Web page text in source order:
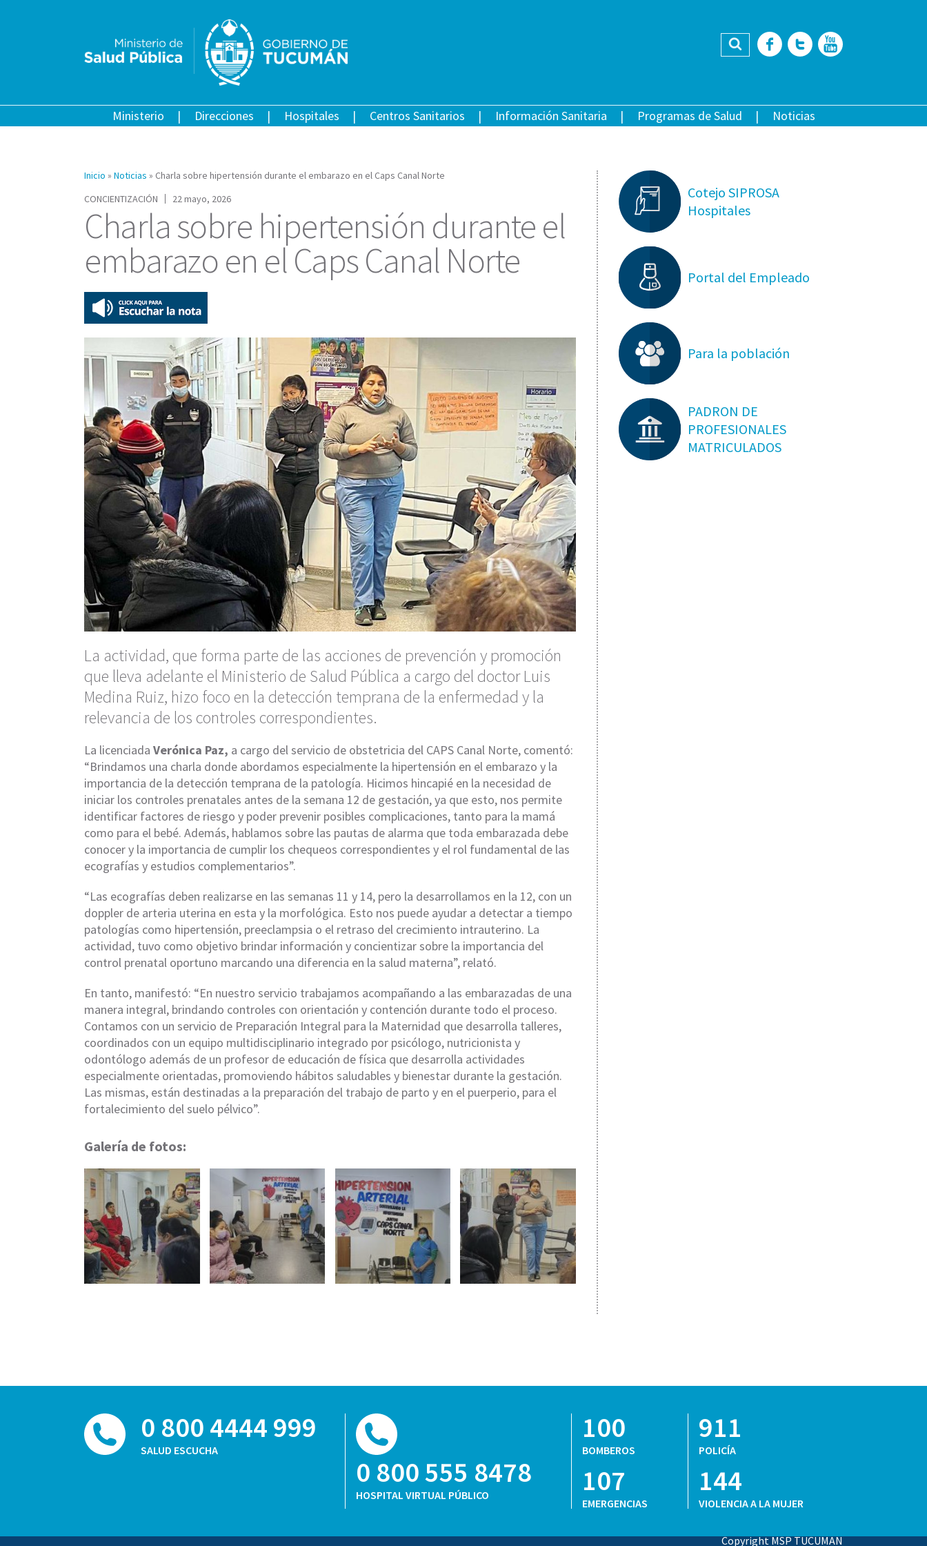
Buscar Facebook
Twitter
Ministerio Direcciones Hospitales Centros Sanitarios Información Sanitaria Programas de Salud Noticias
Inicio » Noticias » Charla sobre hipertensión durante el embarazo en el Caps Canal Norte
CONCIENTIZACIÓN
22 mayo, 2026
Charla sobre hipertensión durante el
embarazo en el Caps Canal Norte
La actividad, que forma parte de las acciones de prevención y promoción
que lleva adelante el Ministerio de Salud Pública a cargo del doctor Luis
Medina Ruiz, hizo foco en la detección temprana de la enfermedad y la
relevancia de los controles correspondientes.
La licenciada Verónica Paz, a cargo del servicio de obstetricia del CAPS Canal Norte, comentó:
“Brindamos una charla donde abordamos especialmente la hipertensión en el embarazo y la
importancia de la detección temprana de la patología. Hicimos hincapié en la necesidad de
iniciar los controles prenatales antes de la semana 12 de gestación, ya que esto, nos permite
identificar factores de riesgo y poder prevenir posibles complicaciones, tanto para la mamá
como para el bebé. Además, hablamos sobre las pautas de alarma que toda embarazada debe
conocer y la importancia de cumplir los chequeos correspondientes y el rol fundamental de las
ecografías y estudios complementarios”.
“Las ecografías deben realizarse en las semanas 11 y 14, pero la desarrollamos en la 12, con un
doppler de arteria uterina en esta y la morfológica. Esto nos puede ayudar a detectar a tiempo
patologías como hipertensión, preeclampsia o el retraso del crecimiento intrauterino. La
actividad, tuvo como objetivo brindar información y concientizar sobre la importancia del
control prenatal oportuno marcando una diferencia en la salud materna”, relató.
En tanto, manifestó: “En nuestro servicio trabajamos acompañando a las embarazadas de una
manera integral, brindando controles con orientación y contención durante todo el proceso.
Contamos con un servicio de Preparación Integral para la Maternidad que desarrolla talleres,
coordinados con un equipo multidisciplinario integrado por psicólogo, nutricionista y
odontólogo además de un profesor de educación de física que desarrolla actividades
especialmente orientadas, promoviendo hábitos saludables y bienestar durante la gestación.
Las mismas, están destinadas a la preparación del trabajo de parto y en el puerperio, para el
fortalecimiento del suelo pélvico”.
Galería de fotos:
Cotejo SIPROSA
Hospitales
Portal del Empleado
Para la población
PADRON DE
PROFESIONALES
MATRICULADOS
0 800 4444 999
SALUD ESCUCHA
0 800 555 8478
HOSPITAL VIRTUAL PÚBLICO
100
BOMBEROS
107
EMERGENCIAS
911
POLICÍA
144
VIOLENCIA A LA MUJER
Copyright MSP TUCUMAN